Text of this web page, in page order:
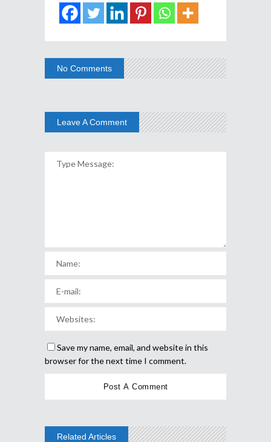
No Comments
Leave A Comment
Save my name, email, and website in this
browser for the next time I comment.
Related Articles